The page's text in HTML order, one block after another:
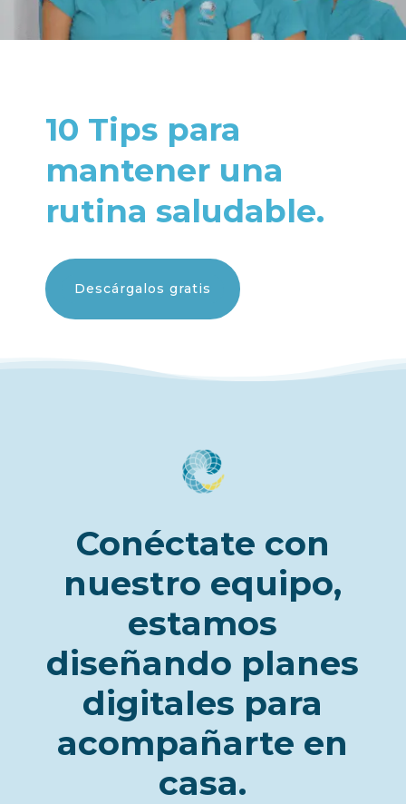
10 Tips para
mantener una
rutina saludable.
Descárgalos gratis
Conéctate con
nuestro equipo,
estamos
diseñando planes
digitales para
acompañarte en
casa.